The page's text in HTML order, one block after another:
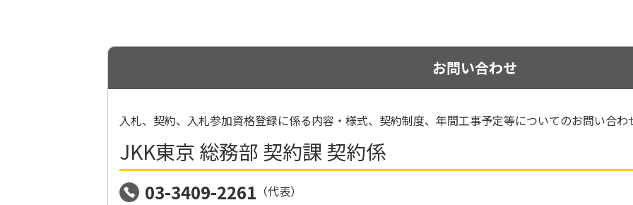
お問い合わせ
入札、契約、入札参加資格登録に係る内容・様式、契約制度、年間工事予定等についてのお問い合わ
JKK東京 総務部 契約課 契約係
03-3409-2261 （代表）